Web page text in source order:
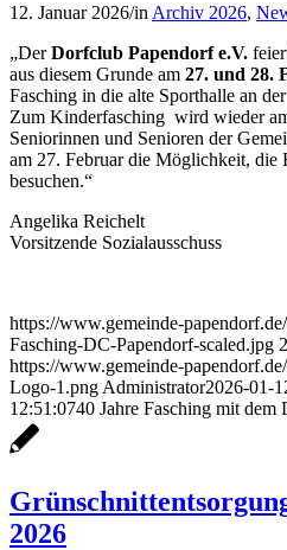
12. Januar 2026/in Archiv 2026,
„DerDorfclub Papendorf e.V.
aus diesem Grunde am 27. und 28.
Fasching in die alte Sporthalle an
Zum Kinderfasching wird wieder
Seniorinnen und Senioren der
am 27. Februar die Möglichkeit, die
besuchen.“
Angelika Reichelt
Vorsitzende Sozialausschuss
https://www.gemeinde-
Fasching-DC-Papendorf-scaled.jpg
https://www.gemeinde-
Logo-1.png Administrator2026-01-
12:51:0740 Jahre Fasching mit dem
2026